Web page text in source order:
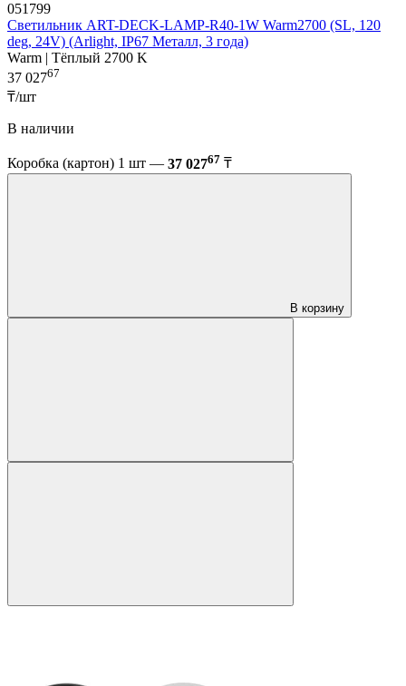
051799
Светильник ART-DECK-LAMP-R40-1W Warm2700 (SL, 120
deg, 24V) (Arlight, IP67 Металл, 3 года)
Warm | Тёплый 2700 K
37 02767
₸/шт
В наличии
Коробка (картон) 1 шт — 37 02767 ₸
В корзину